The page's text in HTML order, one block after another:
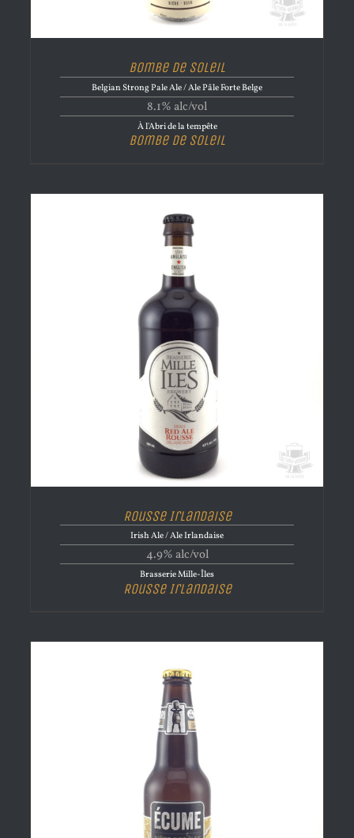
Bombe de Soleil
Belgian Strong Pale Ale / Ale Pâle Forte Belge
8.1% alc/vol
À l'Abri de la tempête
Bombe de Soleil
Rousse Irlandaise
Irish Ale / Ale Irlandaise
4.9% alc/vol
Brasserie Mille-Îles
Rousse Irlandaise